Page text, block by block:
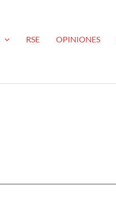
RSE OPINIONES